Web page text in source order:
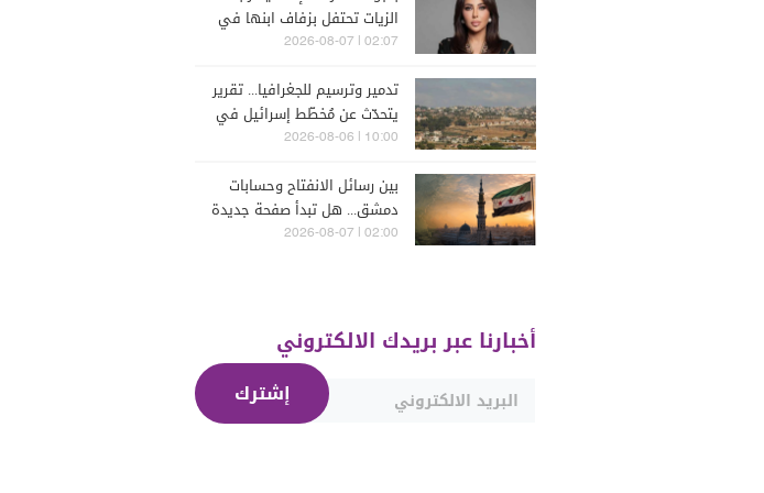
الزيات تحتفل بزفاف ابنها في
البترون (فيديو)
02:07 | 2026-08-07
تدمير وترسيم للجغرافيا... تقرير
يتحدّث عن مُخطّط إسرائيل في
جنوب لبنان
10:00 | 2026-08-06
بين رسائل الانفتاح وحسابات
دمشق... هل تبدأ صفحة جديدة
بين "حزب الله" وسوريا -
02:00 | 2026-08-07
أخبارنا عبر بريدك الالكتروني
إشترك